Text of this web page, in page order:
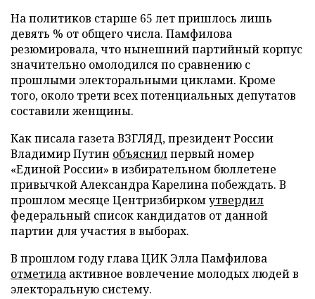
На политиков старше 65 лет пришлось лишь
девять % от общего числа. Памфилова
резюмировала, что нынешний партийный корпус
значительно омолодился по сравнению с
прошлыми электоральными циклами. Кроме
того, около трети всех потенциальных депутатов
составили женщины.
Как писала газета ВЗГЛЯД, президент России
Владимир Путин объяснилпервый номер
«Единой России» в избирательном бюллетене
привычкой Александра Карелина побеждать. В
прошлом месяце Центризбиркомутвердил
федеральный список кандидатов от данной
партии для участия в выборах.
В прошлом году глава ЦИК Элла Памфилова
отметила активное вовлечение молодых людей в
электоральную систему.